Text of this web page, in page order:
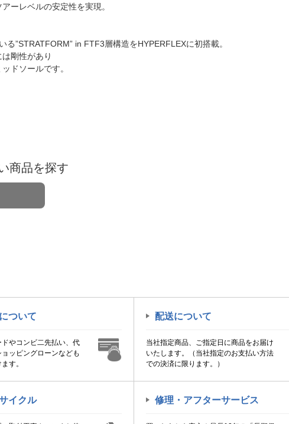
ーレベルの安定性を実現。
”STRATFORM” in FTF3層構造をHYPERFLEXに初搭載。
剛性があり
ドソールです。
商品を探す
ついて
やコンビ二先払い、代
ッピングローンなども
す。
配送について
当社指定商品、ご指定日に商品をお届け
いたします。（当社指定のお支払い方法
での決済に限ります。）
イクル 修理・アフターサービス